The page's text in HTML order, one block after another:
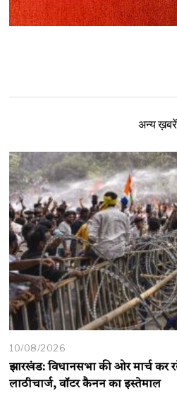
अन्य ख़बरें
10/08/2026
झारखंड: विधानसभा की ओर मार्च कर
लाठीचार्ज, वॉटर कैनन का इस्तेमाल